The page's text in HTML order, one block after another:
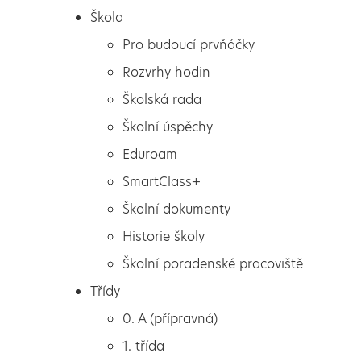
Pro budoucí prvňáčky
Rozvrhy hodin
Školská rada
Škola
Pro budoucí prvňáčky
Rozvrhy hodin
Školská rada
Školní úspěchy
Eduroam
SmartClass+
Školní dokumenty
Historie školy
Školní poradenské pracoviště
Třídy
0. A (přípravná)
1. třída
Školní futsalová liga